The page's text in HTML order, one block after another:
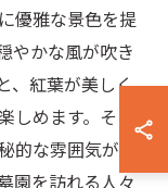
優雅な景色を提
やかな風が吹き
、紅葉が美しく
めます。そし
な雰囲気が漂
園を訪れる人々